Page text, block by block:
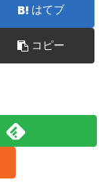
はてブ
コピー